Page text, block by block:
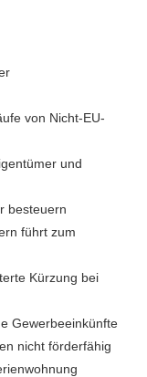
von Nicht-EU-
und
besteuern
führt zum
Kürzung bei
Gewerbeeinkünfte
nicht förderfähig